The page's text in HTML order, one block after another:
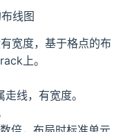
线图
宽度，基于格点的布
上。
线，有宽度。